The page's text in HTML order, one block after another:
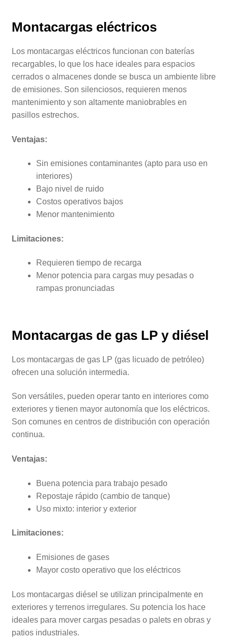
Montacargas eléctricos
Los montacargas eléctricos funcionan con baterías
recargables, lo que los hace ideales para espacios
cerrados o almacenes donde se busca un ambiente libre
de emisiones. Son silenciosos, requieren menos
mantenimiento y son altamente maniobrables en
pasillos estrechos.
Ventajas:
Sin emisiones contaminantes (apto para uso en
interiores)
Bajo nivel de ruido
Costos operativos bajos
Menor mantenimiento
Limitaciones:
Requieren tiempo de recarga
Menor potencia para cargas muy pesadas o
rampas pronunciadas
Montacargas de gas LP y diésel
Los montacargas de gas LP (gas licuado de petróleo)
ofrecen una solución intermedia.
Son versátiles, pueden operar tanto en interiores como
exteriores y tienen mayor autonomía que los eléctricos.
Son comunes en centros de distribución con operación
continua.
Ventajas:
Buena potencia para trabajo pesado
Repostaje rápido (cambio de tanque)
Uso mixto: interior y exterior
Limitaciones:
Emisiones de gases
Mayor costo operativo que los eléctricos
Los montacargas diésel se utilizan principalmente en
exteriores y terrenos irregulares. Su potencia los hace
ideales para mover cargas pesadas o palets en obras y
patios industriales.